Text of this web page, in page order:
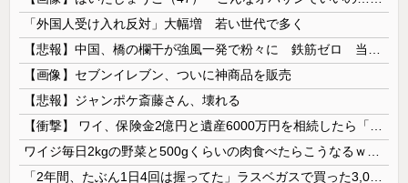
「外国人受け入れ反対」大幅増 若い世代で多く
【画像】セブンイレブン、ついに神商品を販売
【悲報】ジャンポケ斎藤さん、壊れる